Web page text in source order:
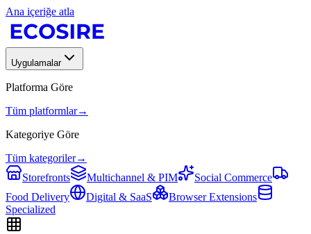
Ana içeriğe atla
Uygulamalar
Platforma Göre
Tüm platformlar→
Kategoriye Göre
Tüm kategoriler→
Storefronts
Multichannel & PIM
Social Commerce
Food Delivery
Digital & SaaS
Browser Extensions
Specialized